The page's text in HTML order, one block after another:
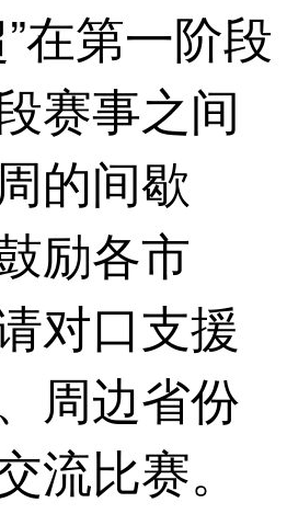
在第一阶段
赛事之间
的间歇
励各市
对口支援
周边省份
流比赛。